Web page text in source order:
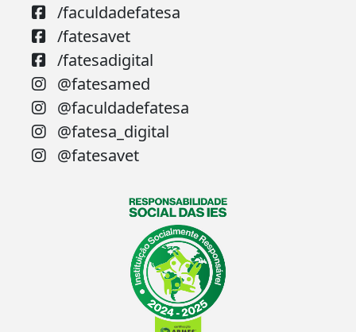
/faculdadefatesa
/fatesavet
/fatesadigital
@fatesamed
@faculdadefatesa
@fatesa_digital
@fatesavet